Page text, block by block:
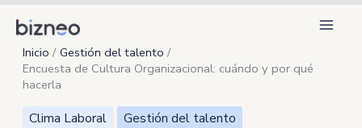
contenido
Inicio
Gestión del talento
Encuesta de Cultura Organizacional: cuándo y por qué
hacerla
Clima Laboral Gestión del talento